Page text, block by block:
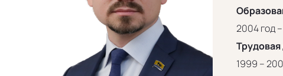
2004 год
1999 –